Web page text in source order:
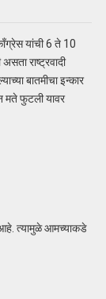
यांची 6 ते 10
राष्ट्रवादी
बातमीचा इन्कार
मते फुटली यावर
त्यामुळे आमच्याकडे